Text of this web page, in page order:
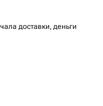
доставки, деньги